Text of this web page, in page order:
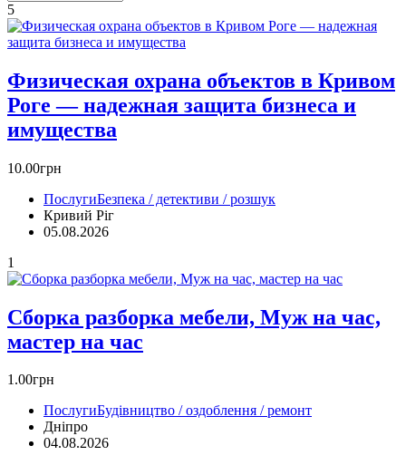
5
Физическая охрана объектов в Кривом
Роге — надежная защита бизнеса и
имущества
10.00грн
ПослугиБезпека / детективи / розшук
Кривий Ріг‎
05.08.2026
1
Сборка разборка мебели, Муж на час,
мастер на час
1.00грн
ПослугиБудівництво / оздоблення / ремонт
Дніпро
04.08.2026